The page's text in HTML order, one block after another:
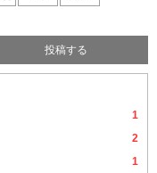
投稿する
1
2
1